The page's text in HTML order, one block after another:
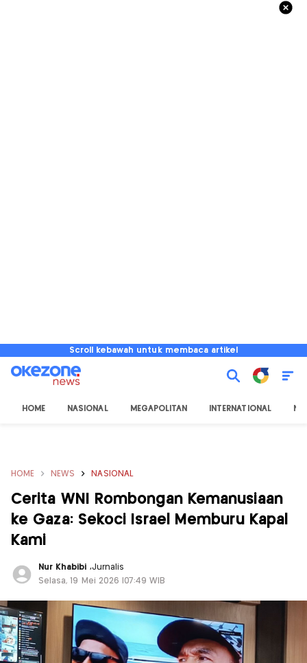
Scroll kebawah untuk membaca artikel
HOME NASIONAL MEGAPOLITAN INTERNATIONAL
HOME NEWS NASIONAL
Cerita WNI Rombongan Kemanusiaan
ke Gaza: Sekoci Israel Memburu Kapal
Kami
Nur Khabibi ,Jurnalis
Selasa, 19 Mei 2026 |07:49 WIB